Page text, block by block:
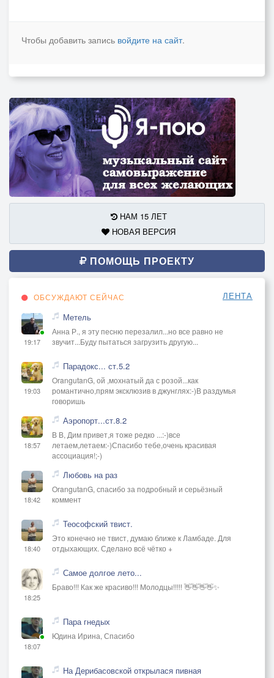
Чтобы добавить запись войдите на сайт.
НАМ 15 ЛЕТ
НОВАЯ ВЕРСИЯ
ПОМОЩЬ ПРОЕКТУ
ОБСУЖДАЮТ СЕЙЧАС ЛЕНТА
19:17
Метель
Анна Р., я эту песню перезалил...но все равно не
звучит...Буду пытаться загрузить другую...
19:03
Парадокс... ст.5.2
OrangutanG, ой ,мохнатый да с розой...как
романтично,прям эксклюзив в джунглях:-)В раздумья
говоришь
18:57
Аэропорт...ст.8.2
В В, Дим привет,я тоже редко ...:-)все
летаем,летаем:-)Спасибо тебе,очень красивая
ассоциация!;-)
18:42
Любовь на раз
OrangutanG, спасибо за подробный и серьёзный
коммент
18:40
Теософский твист.
Это конечно не твист, думаю ближе к Ламбаде. Для
отдыхающих. Сделано всё чётко +
18:25
Самое долгое лето...
Браво!!! Как же красиво!!! Молодцы!!!!! 👋👋👋👋✨
18:07
Пара гнедых
Юдина Ирина, Спасибо
На Дерибасовской открылася пивная